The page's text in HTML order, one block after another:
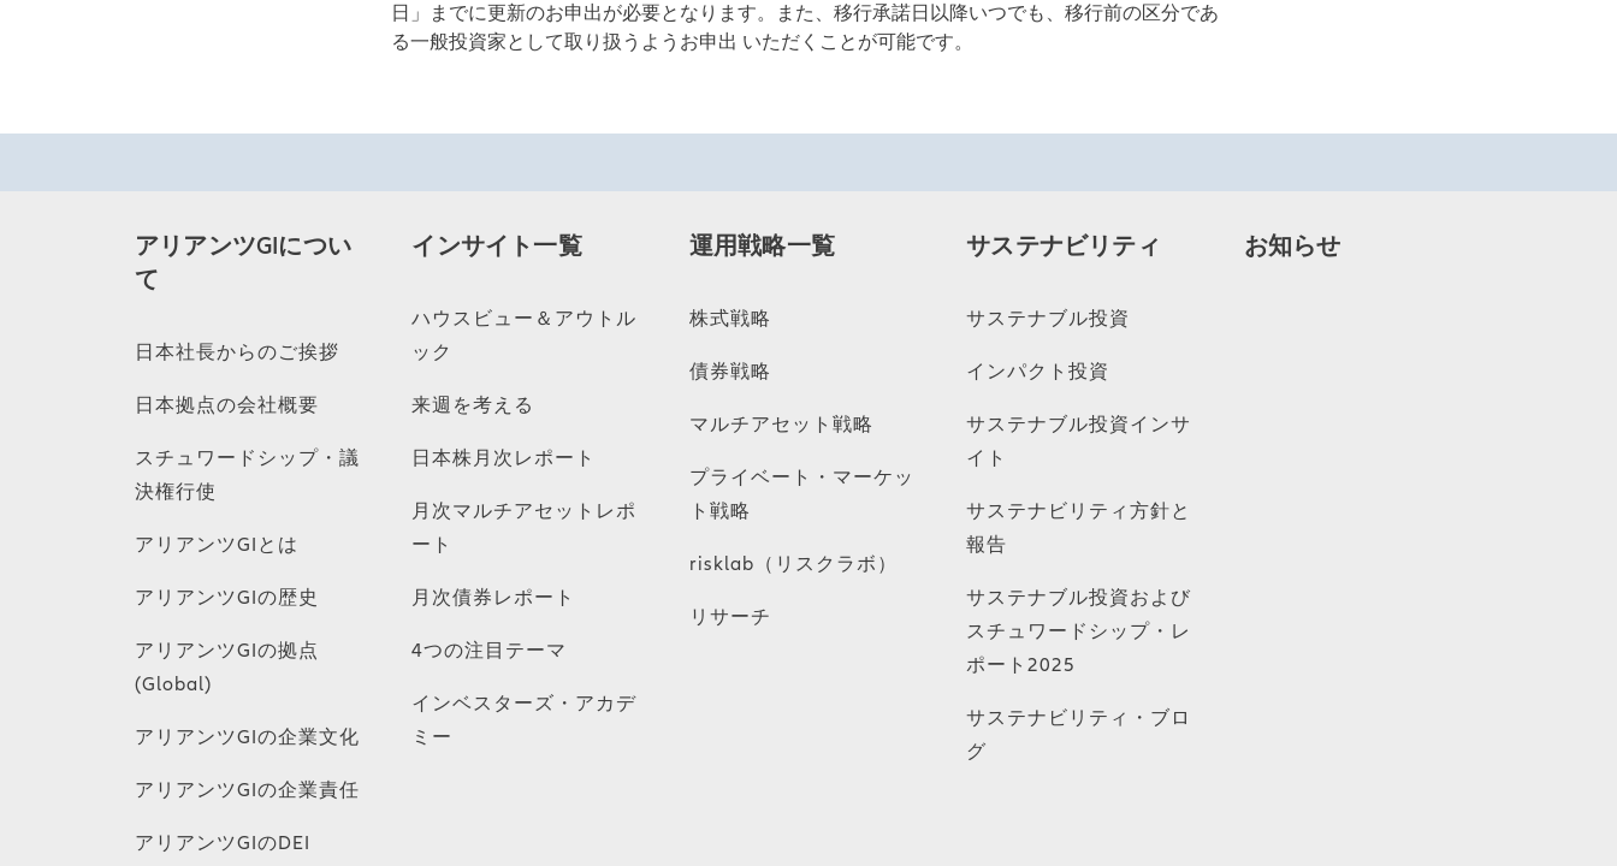
日」までに更新のお申出が必要となります。また、移行承諾日以降いつでも、移行前の区分であ
る一般投資家として取り扱うようお申出 いただくことが可能です。
アリアンツGIについ
て
日本社長からのご挨拶
日本拠点の会社概要
スチュワードシップ・議
決権行使
アリアンツGIとは
アリアンツGIの歴史
アリアンツGIの拠点
(Global)
アリアンツGIの企業文化
アリアンツGIの企業責任
アリアンツGIのDEI
インサイト一覧
ハウスビュー＆アウトル
ック
来週を考える
日本株月次レポート
月次マルチアセットレポ
ート
月次債券レポート
4つの注目テーマ
インベスターズ・アカデ
ミー
運用戦略一覧
株式戦略
債券戦略
マルチアセット戦略
プライベート・マーケッ
ト戦略
risklab（リスクラボ）
リサーチ
サステナビリティ
サステナブル投資
インパクト投資
サステナブル投資インサ
イト
サステナビリティ方針と
報告
サステナブル投資および
スチュワードシップ・レ
ポート2025
サステナビリティ・ブロ
グ
お知らせ